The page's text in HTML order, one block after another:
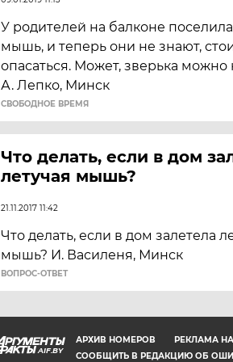
У родителей на балконе
мышь, и теперь они не знают,
опасаться. Может, зверька можно
А. Лепко, Минск
CВОБОДНОЕ ВРЕМЯ
Что делать, если в дом
летучая мышь?
21.11.2017 11:42
Что делать, если в дом залетела
мышь? И. Василеня, Минск
ВОПРОС-ОТВЕТ
AIF.BY
АРХИВ НОМЕРОВ РЕКЛАМА
СООБЩИТЬ В РЕДАКЦИЮ ОБ